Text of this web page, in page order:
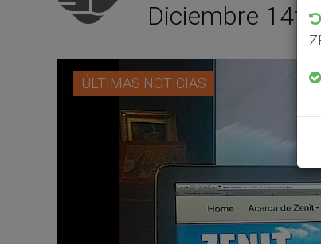
Diciembre
ÚLTIMAS NOTICIAS